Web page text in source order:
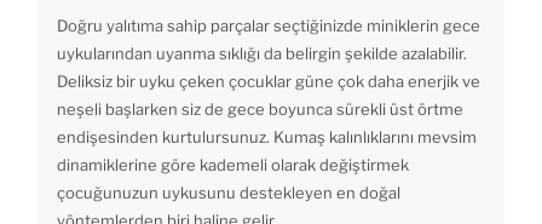
Doğru yalıtıma sahip parçalar seçtiğinizde miniklerin gece
uykularından uyanma sıklığı da belirgin şekilde azalabilir.
Deliksiz bir uyku çeken çocuklar güne çok daha enerjik ve
neşeli başlarken siz de gece boyunca sürekli üst örtme
endişesinden kurtulursunuz. Kumaş kalınlıklarını mevsim
dinamiklerine göre kademeli olarak değiştirmek
çocuğunuzun uykusunu destekleyen en doğal